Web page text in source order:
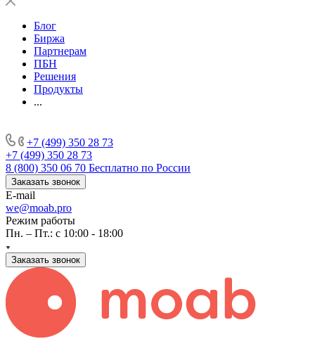
Блог
Биржа
Партнерам
ПБН
Решения
Продукты
...
+7 (499) 350 28 73
+7 (499) 350 28 73
8 (800) 350 06 70 Бесплатно по России
Заказать звонок
E-mail
we@moab.pro
Режим работы
Пн. – Пт.: с 10:00 - 18:00
Заказать звонок